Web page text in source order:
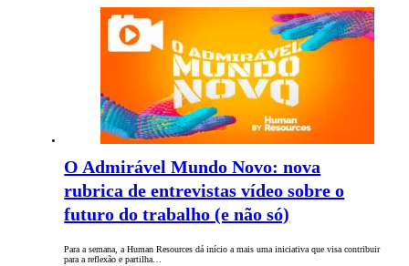
O Admirável Mundo Novo: nova
rubrica de entrevistas vídeo sobre o
futuro do trabalho (e não só)
Para a semana, a Human Resources dá início a mais uma iniciativa que visa contribuir
para a reflexão e partilha…